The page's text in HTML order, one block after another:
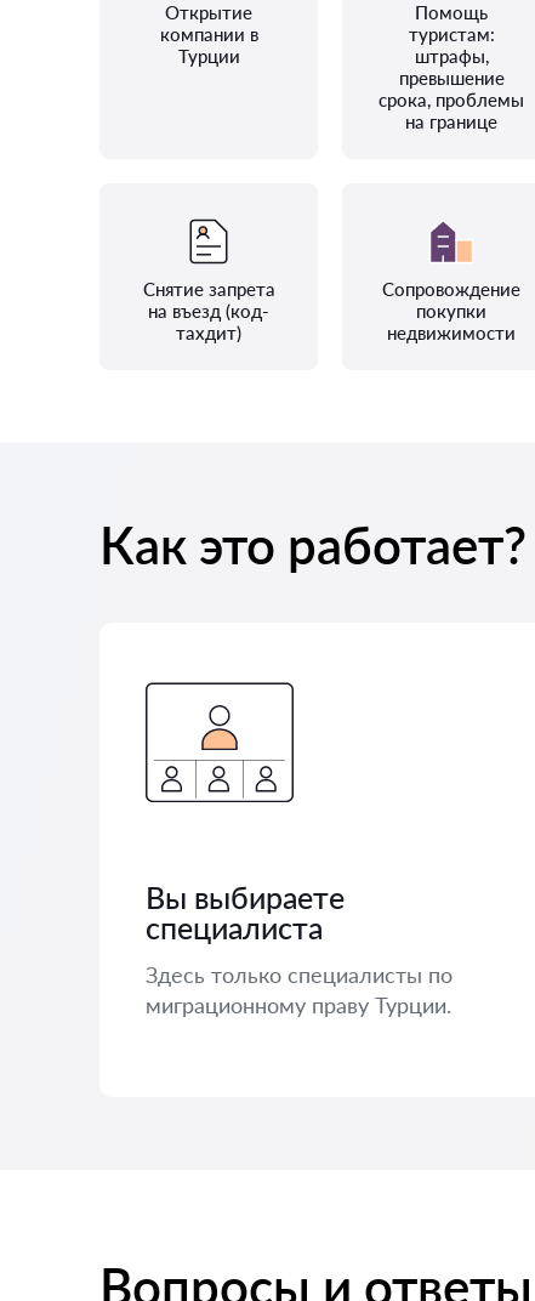
Открытие
компании в
Турции
Помощь
туристам:
штрафы,
превышение
срока, проблемы
на границе
Снятие запрета
на въезд (код-
тахдит)
Сопровождение
покупки
недвижимости
Как это работает?
Вы выбираете
специалиста
Здесь только специалисты по
миграционному праву Турции.
Вопросы и ответы